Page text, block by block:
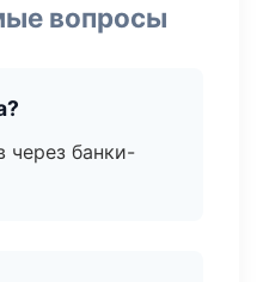
вопросы
через банки-